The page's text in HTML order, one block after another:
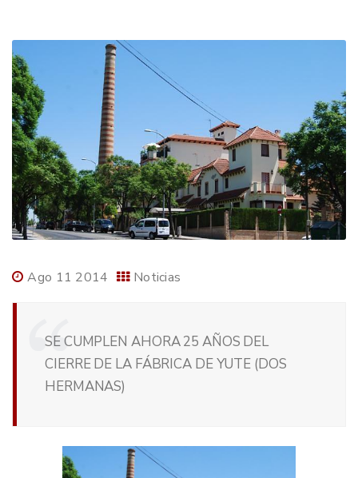
Ago 11 2014 Noticias
SE CUMPLEN AHORA 25 AÑOS DEL
CIERRE DE LA FÁBRICA DE YUTE (DOS
HERMANAS)